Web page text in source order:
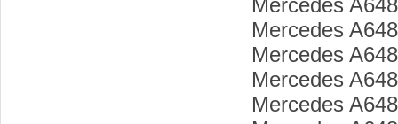
Mercedes
Mercedes
Mercedes
Mercedes
Mercedes